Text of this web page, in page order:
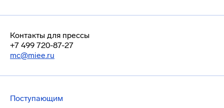
Контакты для прессы
+7 499 720-87-27
mc@miee.ru
Поступающим